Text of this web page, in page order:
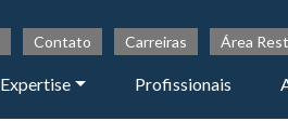
Contato Carreiras Área
Expertise Profissionais